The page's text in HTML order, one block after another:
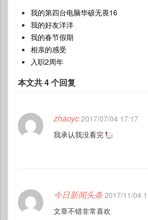
我的第四台电脑华硕无畏16
我的好友洋洋
我的春节假期
相亲的感受
入职2周年
本文共 4 个回复
zhaoyc 2017/07/04 17:17
我承认我没看完
今日新闻头条 2017/11/04
文章不错非常喜欢